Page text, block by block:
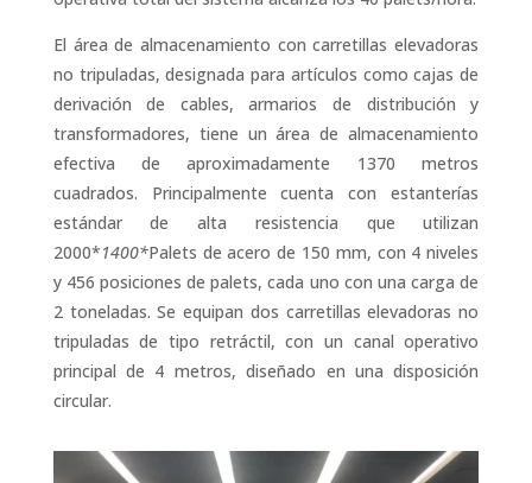
El área de almacenamiento con carretillas elevadoras
no tripuladas, designada para artículos como cajas de
derivación de cables, armarios de distribución y
transformadores, tiene un área de almacenamiento
efectiva de aproximadamente 1370 metros
cuadrados. Principalmente cuenta con estanterías
estándar de alta resistencia que utilizan
2000*1400*Palets de acero de 150 mm, con 4 niveles
y 456 posiciones de palets, cada uno con una carga de
2 toneladas. Se equipan dos carretillas elevadoras no
tripuladas de tipo retráctil, con un canal operativo
principal de 4 metros, diseñado en una disposición
circular.